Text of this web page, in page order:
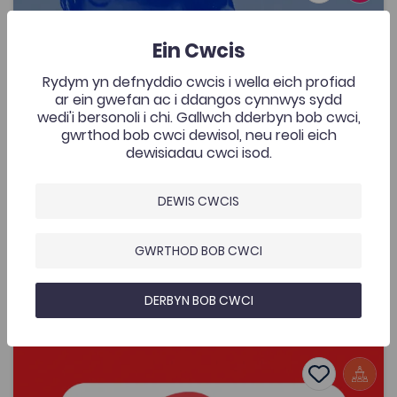
Ychwanegwyd: 08/05/2026 434
cerddorol gan Nico Dafydd
Cymraeg Yn Unig
Fideo Cerddorol yw’r adnodd a gomisiynwyd gan y
prosiect Fideos Cerddorol Cymraeg Prifysgol
Aberystwyth, wedi gefnogi gan y Coleg
Cymraeg. Mae’r fideo gan un o fandiau Cymraeg
Cynhadledd Cyfathrebu Chwaraeon Menywod –
Add to
Dyddiad cyhoeddi: 2026 Add to
Ein Cwcis
Rydym yn defnyddio cwcis i wella eich profiad
ar ein gwefan ac i ddangos cynnwys sydd
wedi'i bersonoli i chi. Gallwch dderbyn bob cwci,
gwrthod bob cwci dewisol, neu reoli eich
dewisiadau cwci isod.
DEWIS CWCIS
GWRTHOD BOB CWCI
DERBYN BOB CWCI